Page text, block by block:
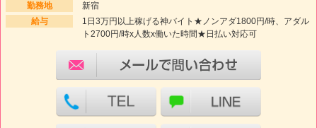
勤務地
新宿
給与
1日3万円以上稼げる神バイト★ノンアダ1800円/時、アダル
ト2700円/時x人数x働いた時間★日払い対応可